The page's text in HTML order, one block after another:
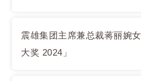
震雄集团主席兼总裁蒋丽婉
大奖 2024」